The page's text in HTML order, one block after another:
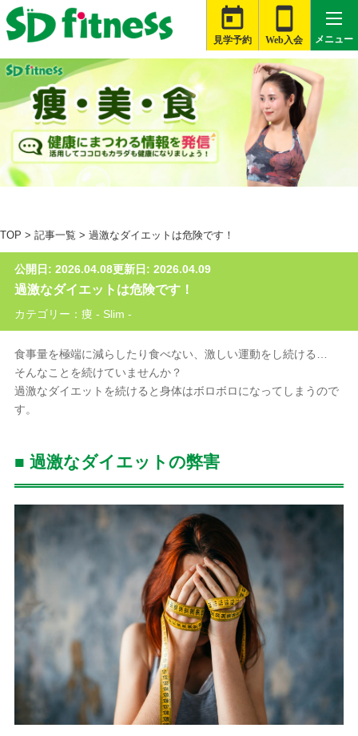

見学予約

Web入会 メニュー

札幌白石店
大河原店
津藤方店
富士伝法店
銚子店
小倉駅前店

TOP > 記事一覧 > 過激なダイエットは危険です！
公開日: 2026.04.08更新日: 2026.04.09
過激なダイエットは危険です！
カテゴリー：痩 - Slim -
食事量を極端に減らしたり食べない、激しい運動をし続ける…
そんなことを続けていませんか？
過激なダイエットを続けると身体はボロボロになってしまうので
す。
■ 過激なダイエットの弊害